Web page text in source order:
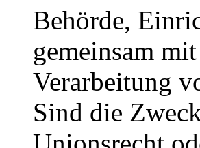
Behörde,
gemeinsam
Verarbeitung
Sind die